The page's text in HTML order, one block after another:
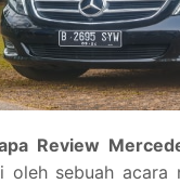
Review
oleh sebuah acara